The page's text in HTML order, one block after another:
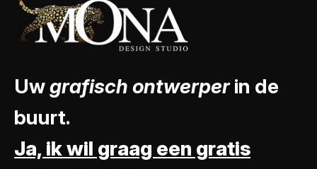
Uwgrafisch ontwerperin de
buurt.
Ja, ik wil graag een gratis